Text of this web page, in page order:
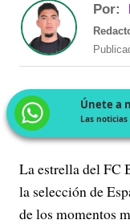
Por:
Únete a
Las
La estrella del FC
la selección de
de los momentos